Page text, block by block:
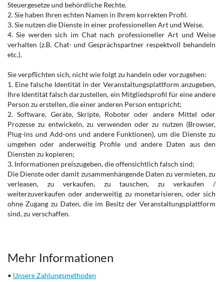
Steuergesetze und behördliche Rechte.
2. Sie haben Ihren echten Namen in Ihrem korrekten Profil.
3. Sie nutzen die Dienste in einer professionellen Art und Weise.
4. Sie werden sich im Chat nach professioneller Art und Weise
verhalten (z.B. Chat- und Gesprächspartner respektvoll behandeln
etc.).
Sie verpflichten sich, nicht wie folgt zu handeln oder vorzugehen:
1. Eine falsche Identität in der Veranstaltungsplattform anzugeben,
Ihre Identität falsch darzustellen, ein Mitgliedsprofil für eine andere
Person zu erstellen, die einer anderen Person entspricht;
2. Software, Geräte, Skripte, Roboter oder andere Mittel oder
Prozesse zu entwickeln, zu verwenden oder zu nutzen (Browser,
Plug-ins und Add-ons und andere Funktionen), um die Dienste zu
umgehen oder anderweitig Profile und andere Daten aus den
Diensten zu kopieren;
3. Informationen preiszugeben, die offensichtlich falsch sind;
Die Dienste oder damit zusammenhängende Daten zu vermieten, zu
verleasen, zu verkaufen, zu tauschen, zu verkaufen /
weiterzuverkaufen oder anderweitig zu monetarisieren, oder sich
ohne Zugang zu Daten, die im Besitz der Veranstaltungsplattform
sind, zu verschaffen.
Mehr Informationen
• Unsere Zahlungsmethoden